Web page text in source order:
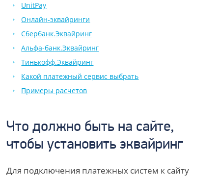
UnitPay
Онлайн-эквайринги
Сбербанк.Эквайринг
Альфа-банк.Эквайринг
Тинькофф.Эквайринг
Какой платежный сервис выбрать
Примеры расчетов
Что должно быть на сайте,
чтобы установить эквайринг
Для подключения платежных систем к сайту